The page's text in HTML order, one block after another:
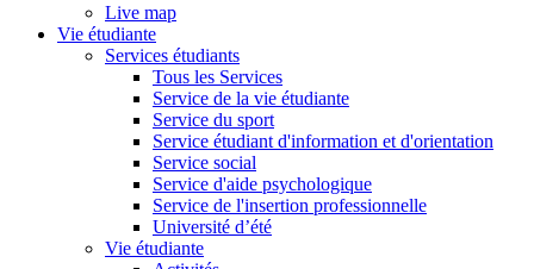
Live map
Vie étudiante
Services étudiants
Tous les Services
Service de la vie étudiante
Service du sport
Service étudiant d'information et d'orientation
Service social
Service d'aide psychologique
Service de l'insertion professionnelle
Université d’été
Vie étudiante